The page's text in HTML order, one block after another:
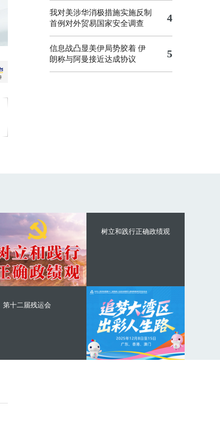
我对美涉华消极措施实施反制
首例对外贸易国家安全调查
4
信息战凸显美伊局势胶着 伊
朗称与阿曼接近达成协议
5
树立和践行正确政绩观
第十二届残运会